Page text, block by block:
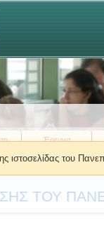
ιστοσελίδας του
Έρευνα
ΠΡΟΓΡΑΜΜΑΤΙΚΗΣ
ΤΟΥ